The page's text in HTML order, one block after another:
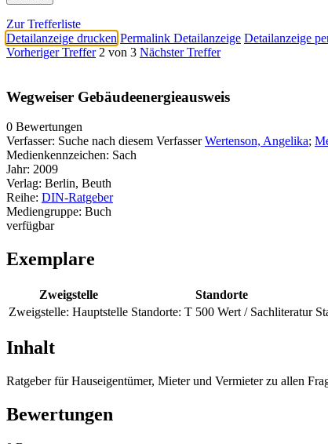
Zur Trefferliste
Detailanzeige drucken Permalink Detailanzeige Detailanzeige
Vorheriger Treffer 2 von 3 Nächster Treffer
Wegweiser Gebäudeenergieausweis
0 Bewertungen
Verfasser: Suche nach diesem Verfasser Wertenson, Angelika;
Medienkennzeichen: Sach
Jahr: 2009
Verlag: Berlin, Beuth
Reihe: DIN-Ratgeber
Mediengruppe: Buch
verfügbar
Exemplare
Zweigstelle Standorte
Zweigstelle: Hauptstelle Standorte: T 500 Wert / Sachliteratur
Inhalt
Ratgeber für Hauseigentümer, Mieter und Vermieter zu allen
Bewertungen